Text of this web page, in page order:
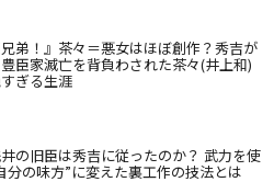
兄弟！』茶々＝悪女はほぼ創作？秀吉が
臣家滅亡を背負わされた茶々(井上和)
ぎる生涯
の旧臣は秀吉に従ったのか？ 武力を使
分の味方”に変えた裏工作の技法とは